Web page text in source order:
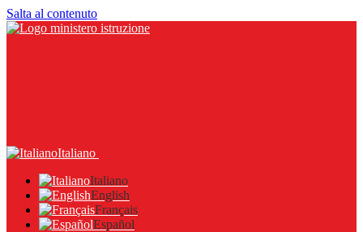
Salta al contenuto
Italiano
Italiano
English
Français
Español